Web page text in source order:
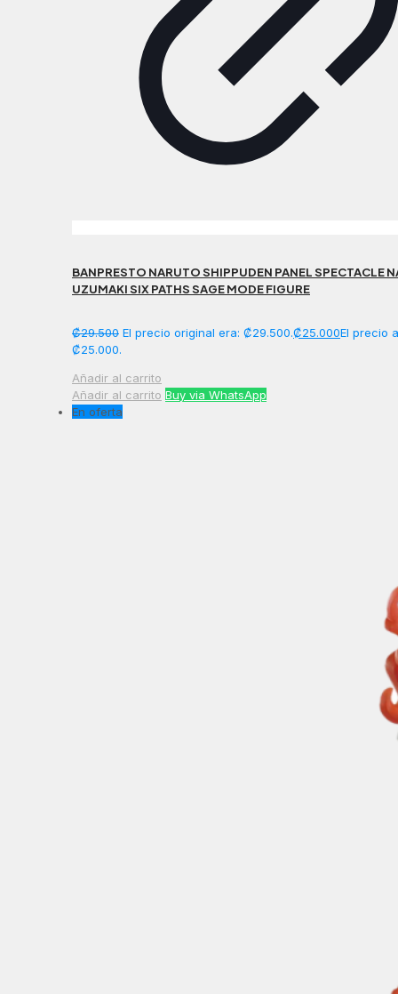
BANPRESTO NARUTO SHIPPUDEN PANEL SPECTACLE
UZUMAKI SIX PATHS SAGE MODE FIGURE
₡29.500 El precio original era: ₡29.500.₡25.000El precio
₡25.000.
Añadir al carrito
Añadir al carrito Buy via WhatsApp
En oferta